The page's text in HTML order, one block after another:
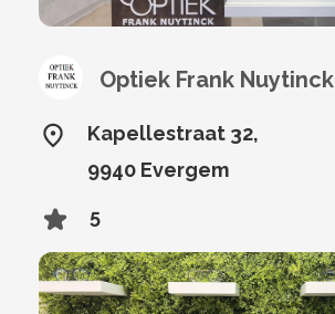
Optiek Frank Nuytinck
Kapellestraat 32,
9940 Evergem
5